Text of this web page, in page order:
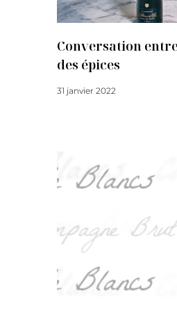
Conversation
des épices
31 janvier 2022